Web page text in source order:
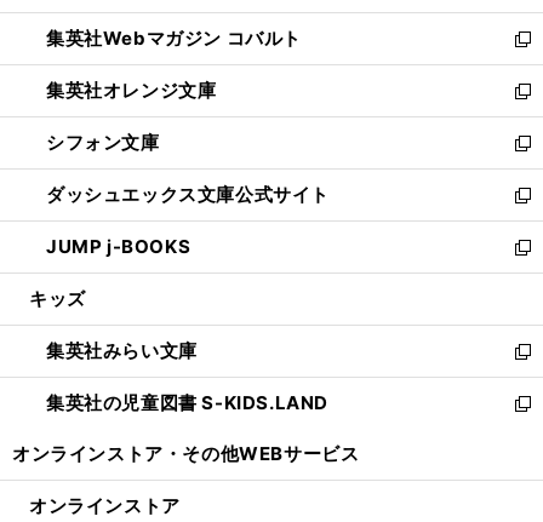
開
く
ウ
で
開
く
ン
ド
ウ
で
開
く
ウ
ィ
ン
ド
ウ
で
開
く
集英社Webマガジン コバルト
新
し
い
ウ
ィ
ン
ド
ウ
で
開
集英社オレンジ文庫
新
し
い
ウ
ィ
ン
ド
ウ
開
く
シフォン文庫
新
し
い
ウ
ィ
ン
ウ
で
開
く
ダッシュエックス文庫公式サイト
新
し
い
ウ
ン
ド
ウ
で
JUMP j-BOOKS
新
し
ウ
ィ
ン
ド
開
キッズ
集英社みらい文庫
新
し
い
ン
集英社の児童図書 S-KIDS.LAND
新
ウ
オンラインストア・ その他WEBサービス
オンラインストア